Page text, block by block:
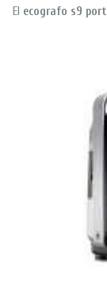
El ecografo s9